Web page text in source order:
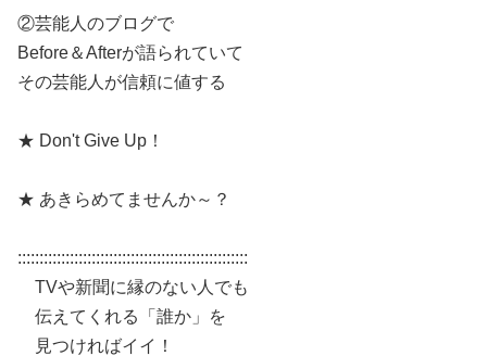
②芸能人のブログで
Before＆Afterが語られていて
その芸能人が信頼に値する
★ Don't Give Up！
★ あきらめてませんか～？
:::::::::::::::::::::::::::::::::::::::::::::::::::::
TVや新聞に縁のない人でも
伝えてくれる「誰か」を
見つければイイ！